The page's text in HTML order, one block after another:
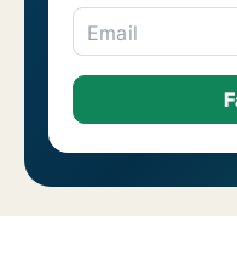
Email